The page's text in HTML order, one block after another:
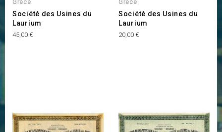
Grèce
Société des Usines du
Laurium
Prix
45,00 €
Grèce
Société des Usines du
Laurium
Prix
20,00 €